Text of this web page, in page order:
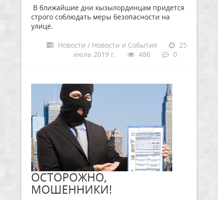
В ближайшие дни кызылординцам придется
строго соблюдать меры безопасности на
улице.
Новости / Новости и События
25
июль 2019 г.
486 0
ОСТОРОЖНО,
МОШЕННИКИ!